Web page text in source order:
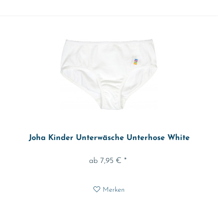
Joha Kinder Unterwäsche Unterhose White
ab 7,95 € *
Merken